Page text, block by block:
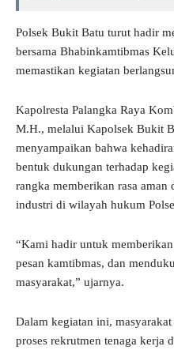
Polsek Bukit Batu turut hadir
bersama Bhabinkamtibmas
memastikan kegiatan
Kapolresta Palangka Raya
M.H., melalui Kapolsek Bukit
menyampaikan bahwa
bentuk dukungan terhadap
rangka memberikan rasa aman
industri di wilayah hukum
“Kami hadir untuk
pesan kamtibmas, dan
masyarakat,” ujarnya.
Dalam kegiatan ini,
proses rekrutmen tenaga kerja